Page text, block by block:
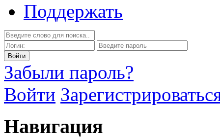
Поддержать
Забыли пароль?
Войти
Навигация